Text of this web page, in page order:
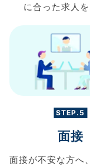
に合った求人を
STEP.5
面接
面接が不安な方へ、